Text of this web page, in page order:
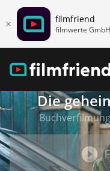
filmfriend
filmwerte GmbH
Die